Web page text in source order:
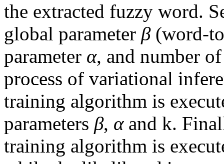
the extracted fuzzy word.
global parameter β(word-
parameter α, and number
process of variational
training algorithm is
parameters β, αand k.
training algorithm is